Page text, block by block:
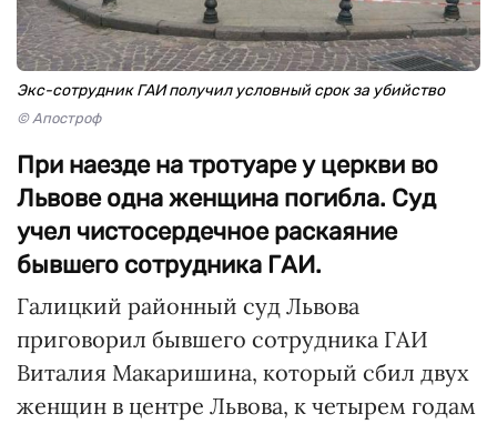
Экс-сотрудник ГАИ получил условный срок за убийство
© Апостроф
При наезде на тротуаре у церкви во
Львове одна женщина погибла. Суд
учел чистосердечное раскаяние
бывшего сотрудника ГАИ.
Галицкий районный суд Львова
приговорил бывшего сотрудника ГАИ
Виталия Макаришина, который сбил двух
женщин в центре Львова, к четырем годам